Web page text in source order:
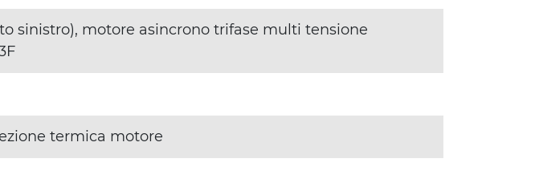
sinistro), motore asincrono trifase multi tensione
termica motore